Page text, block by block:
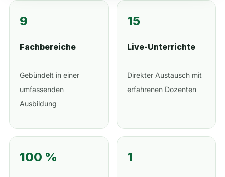
9
Fachbereiche
Gebündelt in einer
umfassenden
Ausbildung
15
Live-Unterrichte
Direkter Austausch mit
erfahrenen Dozenten
100 % 1